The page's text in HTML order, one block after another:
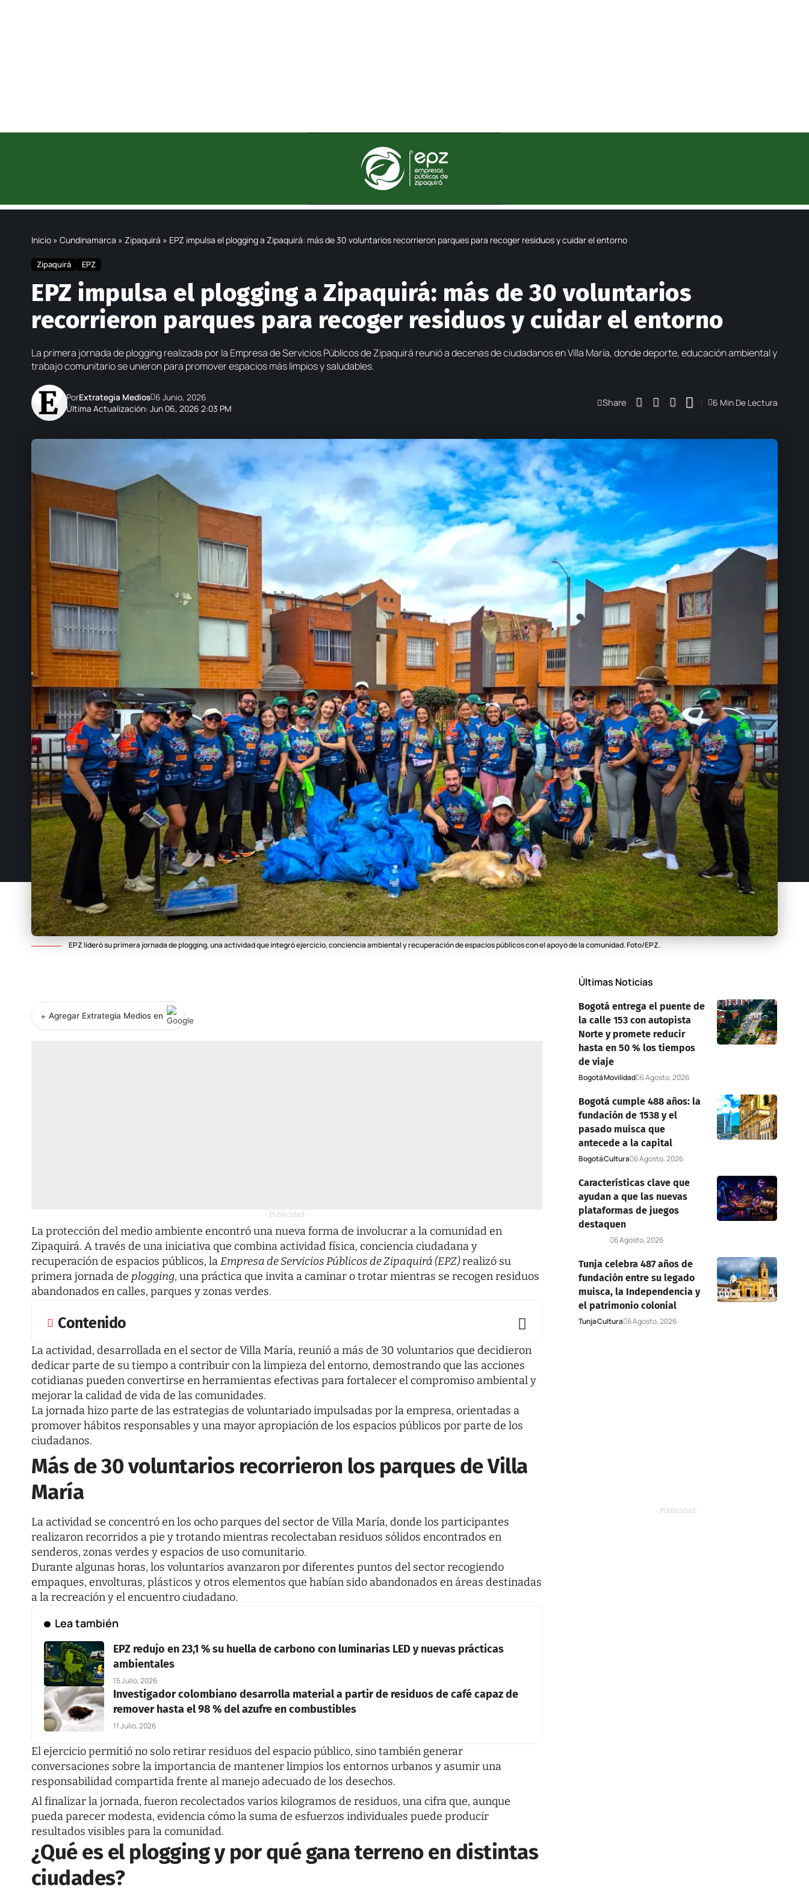
Inicio » Cundinamarca » Zipaquirá » EPZ impulsa el plogging a Zipaquirá: más de 30 voluntarios recorrieron parques para recoger residuos y cuidar el entorno
Zipaquirá EPZ
EPZ impulsa el plogging a Zipaquirá: más de 30 voluntarios
recorrieron parques para recoger residuos y cuidar el entorno
La primera jornada de plogging realizada por la Empresa de Servicios Públicos de Zipaquirá reunió a decenas de ciudadanos en Villa María, donde deporte, educación ambiental y
trabajo comunitario se unieron para promover espacios más limpios y saludables.
Última Actualización: Jun 06, 2026 2:03 PM
PorExtrategia Medios 6 Junio, 2026 Share 6 Min De Lectura
EPZ lideró su primera jornada de plogging, una actividad que integró ejercicio, conciencia ambiental y recuperación de espacios públicos con el apoyo de la comunidad. Foto/EPZ.
+ Agregar Extrategia Medios en
- Publicidad -
La protección del medio ambiente encontró una nueva forma de involucrar a la comunidad en
Zipaquirá. A través de una iniciativa que combina actividad física, conciencia ciudadana y
recuperación de espacios públicos, laEmpresa de Servicios Públicos de Zipaquirá (EPZ)realizó su
primera jornada de plogging, una práctica que invita a caminar o trotar mientras se recogen residuos
abandonados en calles, parques y zonas verdes.
Contenido
La actividad, desarrollada en el sector de Villa María, reunió a más de 30 voluntarios que decidieron
dedicar parte de su tiempo a contribuir con la limpieza del entorno, demostrando que las acciones
cotidianas pueden convertirse en herramientas efectivas para fortalecer el compromiso ambiental y
mejorar la calidad de vida de las comunidades.
La jornada hizo parte de las estrategias de voluntariado impulsadas por la empresa, orientadas a
promover hábitos responsables y una mayor apropiación de los espacios públicos por parte de los
ciudadanos.
Más de 30 voluntarios recorrieron los parques de Villa
María
La actividad se concentró en los ocho parques del sector de Villa María, donde los participantes
realizaron recorridos a pie y trotando mientras recolectaban residuos sólidos encontrados en
senderos, zonas verdes y espacios de uso comunitario.
Durante algunas horas, los voluntarios avanzaron por diferentes puntos del sector recogiendo
empaques, envolturas, plásticos y otros elementos que habían sido abandonados en áreas destinadas
a la recreación y el encuentro ciudadano.
Lea también
EPZ redujo en 23,1 % su huella de carbono con luminarias LED y nuevas prácticas
ambientales
15 Julio, 2026
Investigador colombiano desarrolla material a partir de residuos de café capaz de
remover hasta el 98 % del azufre en combustibles
11 Julio, 2026
El ejercicio permitió no solo retirar residuos del espacio público, sino también generar
conversaciones sobre la importancia de mantener limpios los entornos urbanos y asumir una
responsabilidad compartida frente al manejo adecuado de los desechos.
Al finalizar la jornada, fueron recolectados varios kilogramos de residuos, una cifra que, aunque
pueda parecer modesta, evidencia cómo la suma de esfuerzos individuales puede producir
resultados visibles para la comunidad.
¿Qué es el plogging y por qué gana terreno en distintas
ciudades?
Últimas Noticias
Bogotá entrega el puente de
la calle 153 con autopista
Norte y promete reducir
hasta en 50 % los tiempos
de viaje
BogotáMovilidad 6 Agosto, 2026
Bogotá cumple 488 años: la
fundación de 1538 y el
pasado muisca que
antecede a la capital
BogotáCultura 6 Agosto, 2026
Características clave que
ayudan a que las nuevas
plataformas de juegos
destaquen
6 Agosto, 2026
Tunja celebra 487 años de
fundación entre su legado
muisca, la Independencia y
el patrimonio colonial
TunjaCultura 6 Agosto, 2026
- Publicidad -